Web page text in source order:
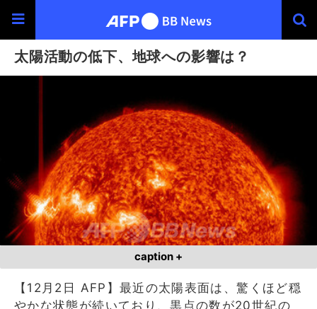
太陽活動の低下、地球への影響は？
caption +
【12月2日 AFP】最近の太陽表面は、驚くほど穏
やかな状態が続いており、黒点の数が20世紀の